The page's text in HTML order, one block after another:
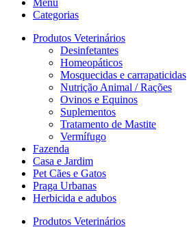
Categorias
Produtos Veterinários
Desinfetantes
Homeopáticos
Mosquecidas e carrapaticidas
Nutrição Animal / Rações
Ovinos e Equinos
Suplementos
Tratamento de Mastite
Vermífugo
Fazenda
Casa e Jardim
Pet Cães e Gatos
Praga Urbanas
Herbicida e adubos
Produtos Veterinários